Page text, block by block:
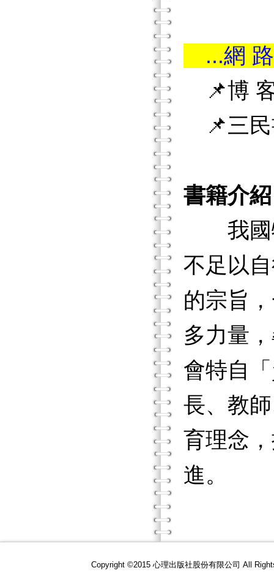
...網
📌博
📌三民
書籍介紹
我國特
不足以
的宗旨
多力量
會特自
長、教
育理念
進。
Copyright ©2015 心理出版社股份有限公司 All